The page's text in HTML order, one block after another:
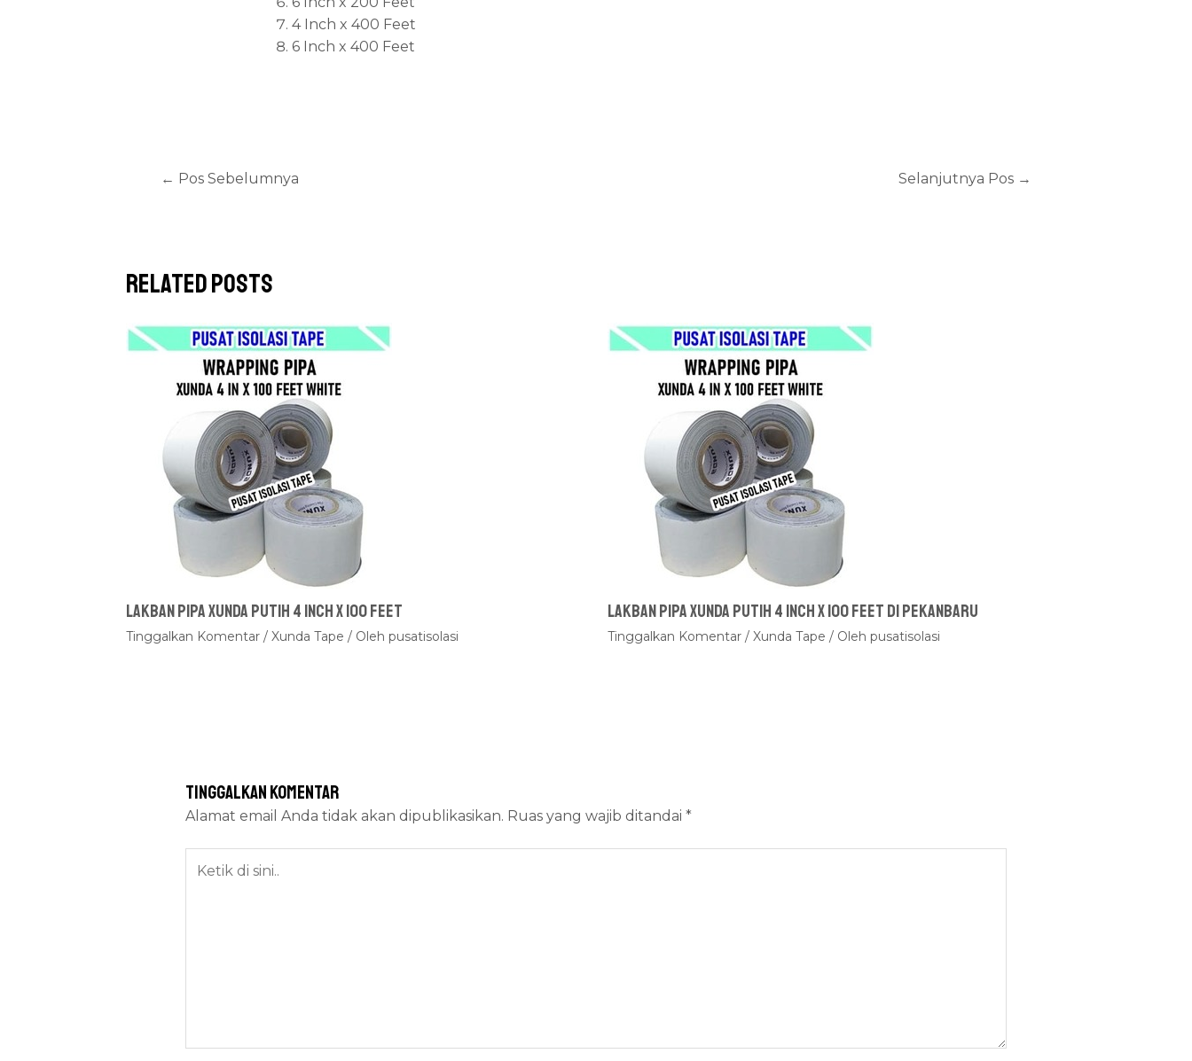
4 Inch x 400 Feet
6 Inch x 400 Feet
← Pos Sebelumnya Selanjutnya Pos →
Related Posts
Lakban Pipa Xunda Putih 4 inch x 100 feet
Tinggalkan Komentar / Xunda Tape / Oleh pusatisolasi
Lakban Pipa Xunda Putih 4 inch x 100 feet Di Pekanbaru
Tinggalkan Komentar / Xunda Tape / Oleh pusatisolasi
Tinggalkan Komentar
Alamat email Anda tidak akan dipublikasikan. Ruas yang wajib ditandai *